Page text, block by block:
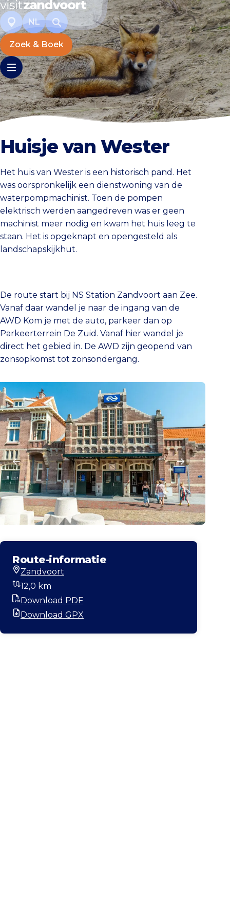
NL
Zoek & Boek
Huisje van Wester
Het huis van Wester is een historisch pand. Het
was oorspronkelijk een dienstwoning van de
waterpompmachinist. Toen de pompen
elektrisch werden aangedreven was er geen
machinist meer nodig en kwam het huis leeg te
staan. Het is opgeknapt en opengesteld als
landschapskijkhut.
De route start bij NS Station Zandvoort aan Zee.
Vanaf daar wandel je naar de ingang van de
AWD Kom je met de auto, parkeer dan op
Parkeerterrein De Zuid. Vanaf hier wandel je
direct het gebied in. De AWD zijn geopend van
zonsopkomst tot zonsondergang.
Route-informatie
Startlocatie
Zandvoort
Afstand
12,0 km
PDF
Download PDF
Download GPX